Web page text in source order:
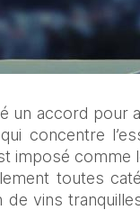
un accord pour
concentre
imposé
toutes
de vins